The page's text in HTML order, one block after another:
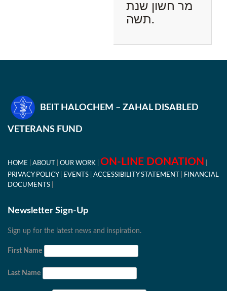
מר חשון שנת
תשה.
BEIT HALOCHEM – ZAHAL DISABLED
VETERANS FUND
HOME ABOUT OUR WORK ON-LINE DONATION
PRIVACY POLICY EVENTS ACCESSIBILITY STATEMENT
FINANCIAL
DOCUMENTS
Newsletter Sign-Up
Sign up for the latest news and inspiration.
First Name
Last Name